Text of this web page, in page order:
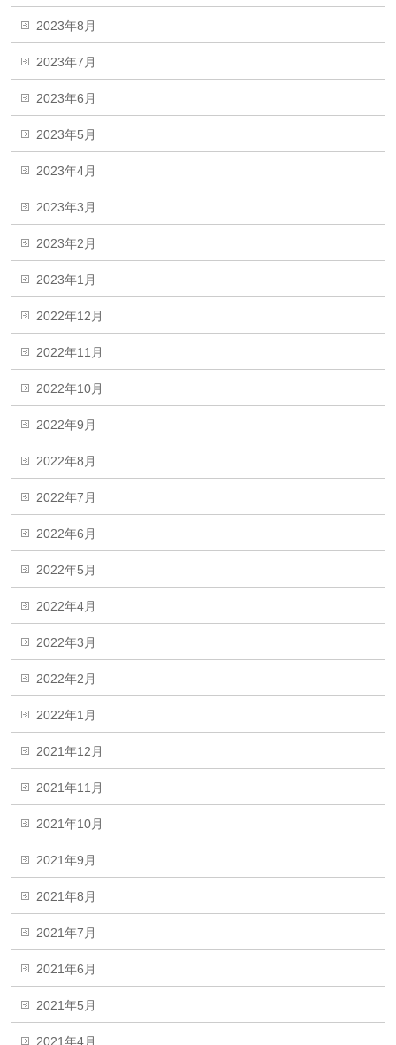
2023年8月
2023年7月
2023年6月
2023年5月
2023年4月
2023年3月
2023年2月
2023年1月
2022年12月
2022年11月
2022年10月
2022年9月
2022年8月
2022年7月
2022年6月
2022年5月
2022年4月
2022年3月
2022年2月
2022年1月
2021年12月
2021年11月
2021年10月
2021年9月
2021年8月
2021年7月
2021年6月
2021年5月
2021年4月